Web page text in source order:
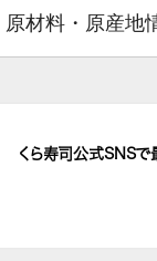
材料・原産地
くら寿司公式SNS